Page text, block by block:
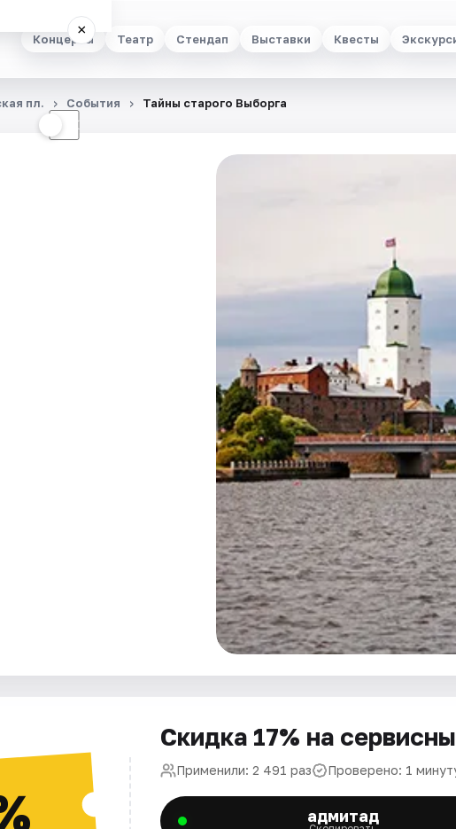
Концерты Театр Стендап Выставки Квесты
×
☾
пл. События Тайны старого Выборга
Скидка 17% на
Применили: 2 491 раз Проверено: 1
адмитад